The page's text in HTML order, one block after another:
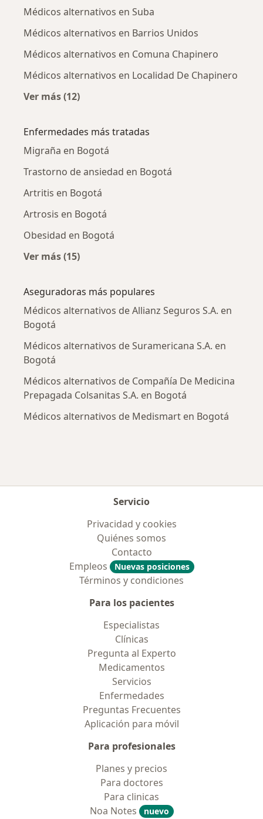
Médicos alternativos en Suba
Médicos alternativos en Barrios Unidos
Médicos alternativos en Comuna Chapinero
Médicos alternativos en Localidad De Chapinero
Ver más (12)
Enfermedades más tratadas
Migraña en Bogotá
Trastorno de ansiedad en Bogotá
Artritis en Bogotá
Artrosis en Bogotá
Obesidad en Bogotá
Ver más (15)
Aseguradoras más populares
Médicos alternativos de Allianz Seguros S.A. en
Bogotá
Médicos alternativos de Suramericana S.A. en
Bogotá
Médicos alternativos de Compañía De Medicina
Prepagada Colsanitas S.A. en Bogotá
Médicos alternativos de Medismart en Bogotá
Servicio
Privacidad y cookies
Quiénes somos
Contacto
Empleos
Nuevas posiciones
Términos y condiciones
Para los pacientes
Especialistas
Clínicas
Pregunta al Experto
Medicamentos
Servicios
Enfermedades
Preguntas Frecuentes
Aplicación para móvil
Para profesionales
Planes y precios
Para doctores
Para clinicas
Noa Notes
nuevo